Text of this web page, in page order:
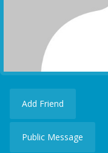
Add Friend
Public Message